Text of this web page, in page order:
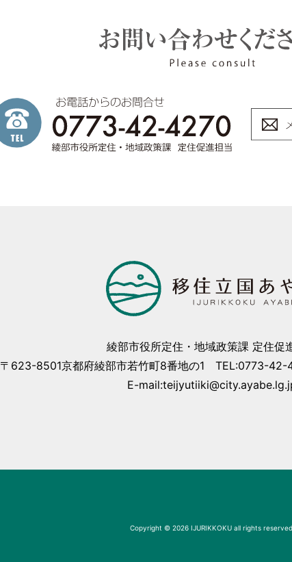
綾部市役所定住・地域政策課 定住促
〒623-8501京都府綾部市若竹町8番地の1 TEL:0773-
E-
Copyright © 2026 IJURIKKOKU all rights